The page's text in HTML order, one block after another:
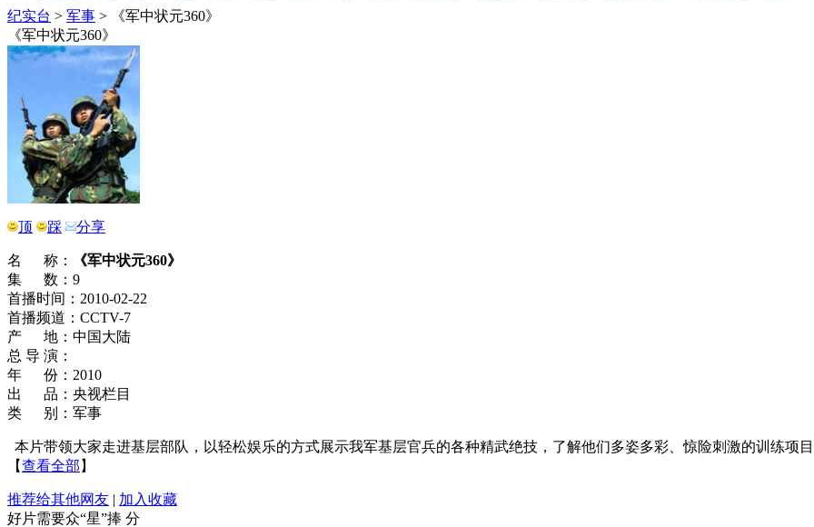
纪实台 > 军事 >
《军中状元360》
《军中状元360》
顶 踩 分享
名 称：
《军中状元360》
集 数：9
首播时间：2010-02-22
首播频道：CCTV-7
产 地：中国大陆
总 导 演：
年 份：2010
出 品：央视栏目
类 别：军事
本片带领大家走进基层部队，以轻松娱乐的方式展示我军基层官兵的各种精武绝技，了解他们多姿多彩、惊险刺激的训练项
【查看全部 】
推荐给其他网友 | 加入收藏
好片需要众“星”捧 分